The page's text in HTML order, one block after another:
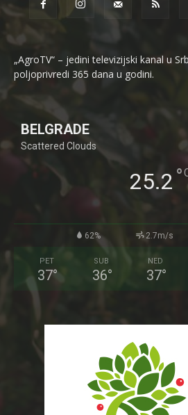
„AgroTV“ – jedini televizijski kanal u
poljoprivredi 365 dana u godini.
BELGRADE
Scattered Clouds
25.2 °
62% 2.7m/s
PET
37°
SUB
36°
NED
37°